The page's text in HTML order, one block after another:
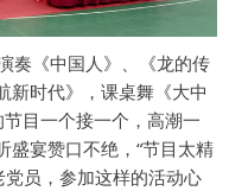
奏《中国人》、《龙的传
新时代》，课桌舞《大中
目一个接一个，高潮一
盛宴赞口不绝，“节目太精
党员，参加这样的活动心